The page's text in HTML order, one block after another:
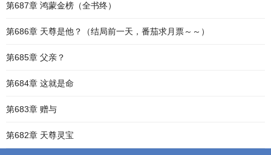
第687章 鸿蒙金榜（全书终）
第686章 天尊是他？（结局前一天，番茄求月票～～）
第685章 父亲？
第684章 这就是命
第683章 赠与
第682章 天尊灵宝